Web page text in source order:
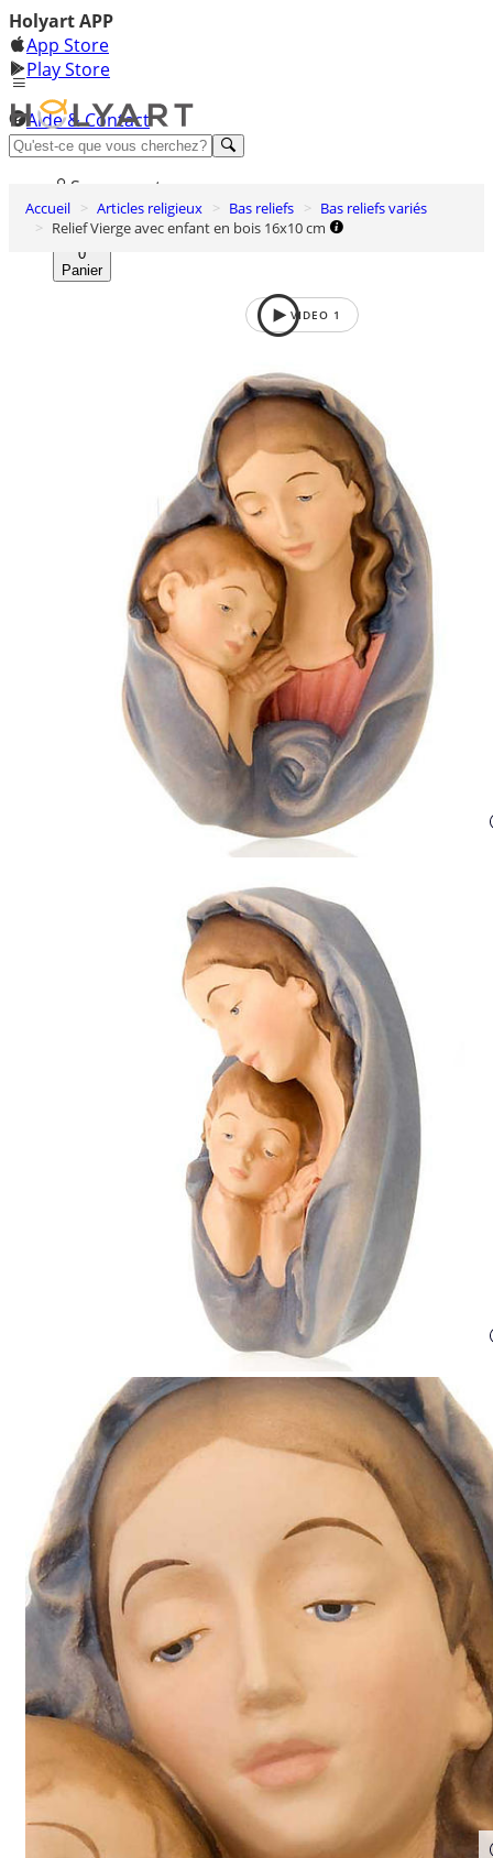
Holyart APP
App Store
Play Store
Aide & Contact
Découvrez Premium
Se connecter
Liste des envies
0
Panier
Accueil Articles religieux Bas reliefs
Bas reliefs variés
Relief Vierge avec enfant en bois 16x10 cm
VIDEO 1